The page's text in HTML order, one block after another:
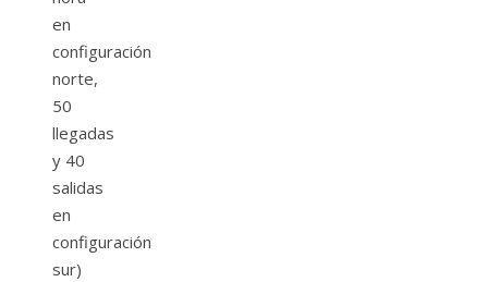
en
configuración
norte,
50
llegadas
y 40
salidas
en
configuración
sur)